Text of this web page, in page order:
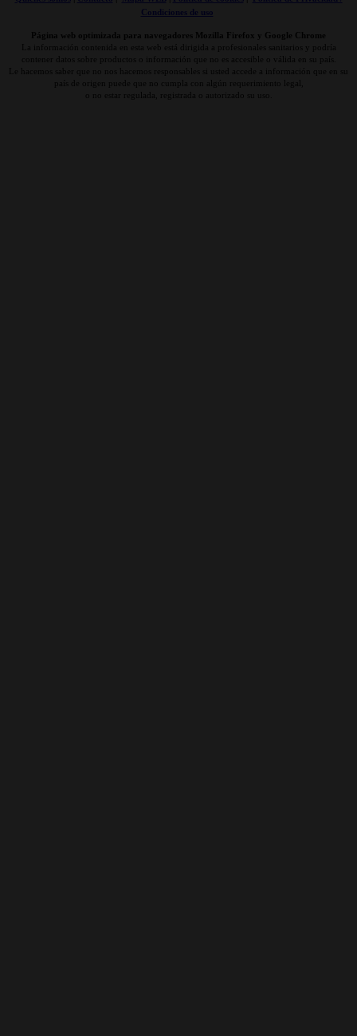
Condiciones de uso
Página web optimizada para navegadores Mozilla Firefox y Google Chrome
La información contenida en esta web está dirigida a profesionales sanitarios y podría
contener datos sobre productos o información que no es accesible o válida en su país.
Le hacemos saber que no nos hacemos responsables si usted accede a información que en su
país de origen puede que no cumpla con algún requerimiento legal,
o no estar regulada, registrada o autorizado su uso.